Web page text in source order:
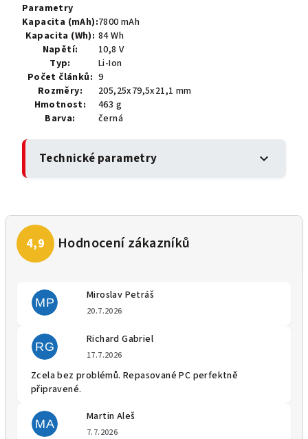
Parametry
Kapacita (mAh):7800 mAh
Kapacita (Wh): 84 Wh
Napětí:
10,8 V
Typ:
Li-Ion
Počet článků: 9
Rozměry:
205,25x79,5x21,1 mm
Hmotnost:
463 g
Barva:
černá
Technické parametry expand_more
MP
Miroslav Petráš
20.7.2026
RG
Richard Gabriel
17.7.2026
Zcela bez problémů. Repasované PC perfektně
připravené.
MA
Martin Aleš
7.7.2026